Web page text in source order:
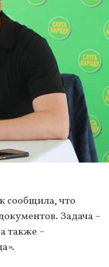
сообщила, что
Задача –
также –